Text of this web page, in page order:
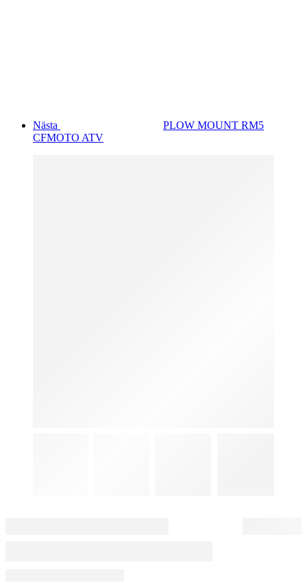
Nästa
PLOW MOUNT RM5
CFMOTO ATV